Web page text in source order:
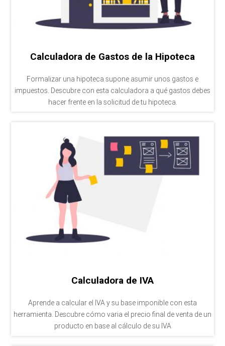
Calculadora de Gastos de la Hipoteca
Formalizar una hipoteca supone asumir unos gastos e
impuestos. Descubre con esta calculadora a qué gastos debes
hacer frente en la solicitud de tu hipoteca.
Calculadora de IVA
Aprende a calcular el IVA y su base imponible con esta
herramienta. Descubre cómo varia el precio final de venta de un
producto en base al cálculo de su IVA